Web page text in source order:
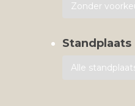
Standplaats